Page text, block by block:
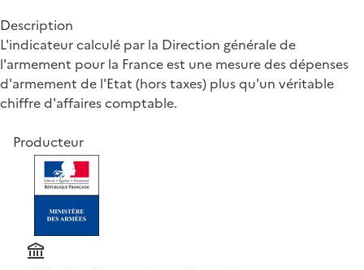
Description
L'indicateur calculé par la Direction générale de
l'armement pour la France est une mesure des dépenses
d'armement de l'Etat (hors taxes) plus qu'un véritable
chiffre d'affaires comptable.
Producteur